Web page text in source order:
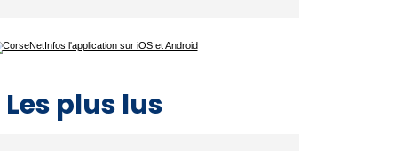
Les plus lus